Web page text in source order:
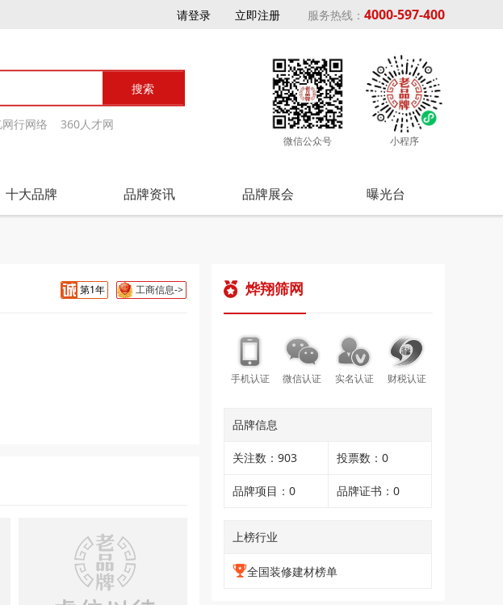
请登录 立即注册 服务热线： 4000-597-400
行网络 360人才网
微信公众号 小程序
十大品牌 品牌资讯 品牌展会 曝光台
第1年 工商信息-> 烨翔筛网
手机认证 微信认证 实名认证 财税认证
品牌信息
关注数：903 投票数：0
品牌项目：0 品牌证书：0
上榜行业
全国装修建材榜单